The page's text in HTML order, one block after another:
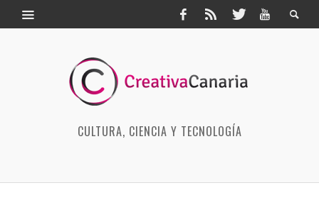
CULTURA, CIENCIA Y TECNOLOGÍA